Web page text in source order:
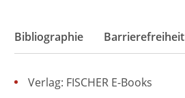
Bibliographie Barrierefreiheit
Verlag: FISCHER E-Books